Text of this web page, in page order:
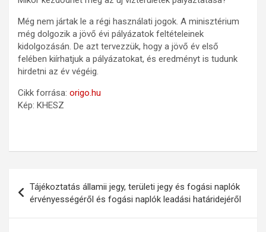
Még nem jártak le a régi használati jogok. A minisztérium
még dolgozik a jövő évi pályázatok feltételeinek
kidolgozásán. De azt tervezzük, hogy a jövő év első
felében kiírhatjuk a pályázatokat, és eredményt is tudunk
hirdetni az év végéig.
Cikk forrása: origo.hu
Kép: KHESZ
navigáció
Tájékoztatás államii jegy, területi jegy és fogási naplók
érvényességéről és fogási naplók leadási határidejéről